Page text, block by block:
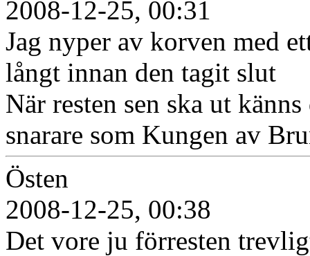
2008-12-25, 00:31
Jag nyper av korven med
långt innan den tagit slut
När resten sen ska ut
snarare som Kungen av
Östen
2008-12-25, 00:38
Det vore ju förresten